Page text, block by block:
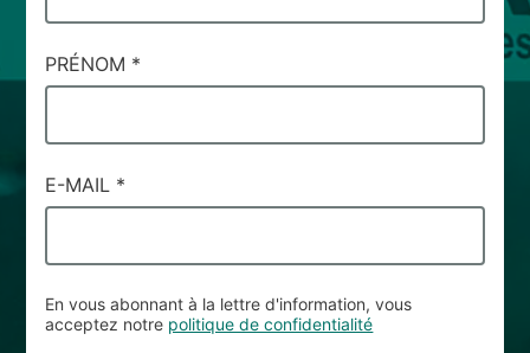
#96
PRÉNOM *
E-MAIL *
En vous abonnant à la lettre d'information, vous
acceptez notre politique de confidentialité